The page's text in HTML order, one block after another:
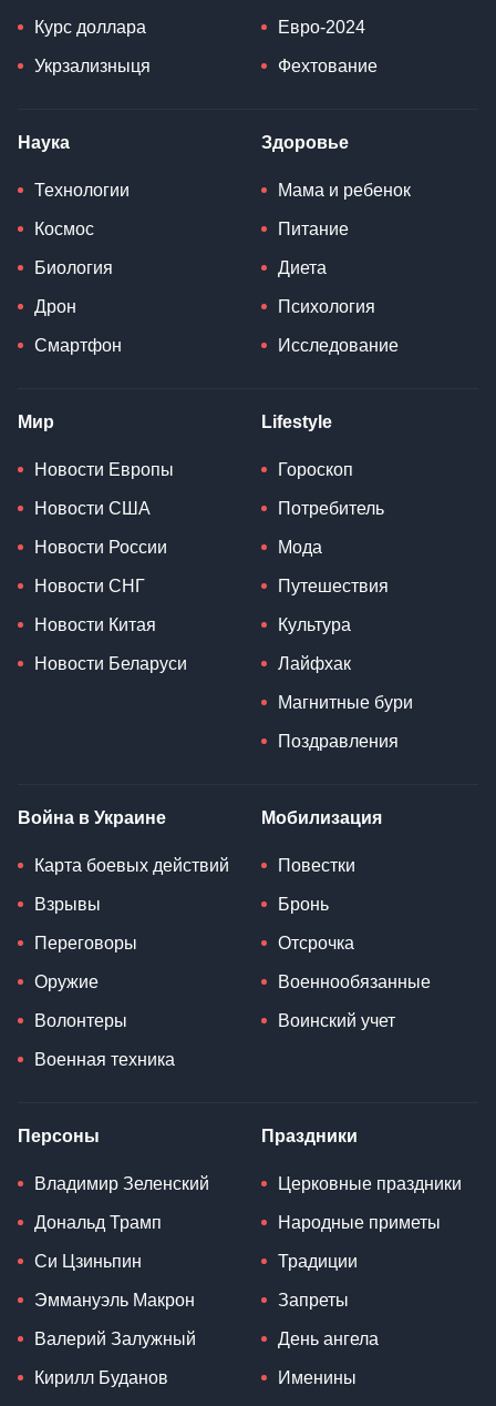
Курс доллара
Укрзализныця
Евро-2024
Фехтование
Наука
Технологии
Космос
Биология
Дрон
Смартфон
Здоровье
Мама и ребенок
Питание
Диета
Психология
Исследование
Мир
Новости Европы
Новости США
Новости России
Новости СНГ
Новости Китая
Новости Беларуси
Lifestyle
Гороскоп
Потребитель
Мода
Путешествия
Культура
Лайфхак
Магнитные бури
Поздравления
Война в Украине
Карта боевых действий
Взрывы
Переговоры
Оружие
Волонтеры
Военная техника
Мобилизация
Повестки
Бронь
Отсрочка
Военнообязанные
Воинский учет
Персоны
Владимир Зеленский
Дональд Трамп
Си Цзиньпин
Эммануэль Макрон
Валерий Залужный
Кирилл Буданов
Праздники
Церковные праздники
Народные приметы
Традиции
Запреты
День ангела
Именины